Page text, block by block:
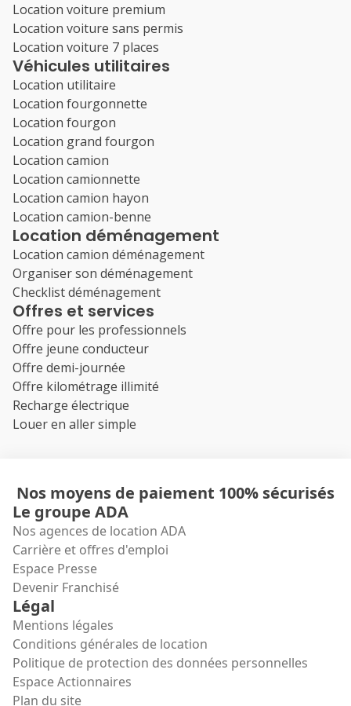
Location voiture premium
Location voiture sans permis
Location voiture 7 places
Véhicules utilitaires
Location utilitaire
Location fourgonnette
Location fourgon
Location grand fourgon
Location camion
Location camionnette
Location camion hayon
Location camion-benne
Location déménagement
Location camion déménagement
Organiser son déménagement
Checklist déménagement
Offres et services
Offre pour les professionnels
Offre jeune conducteur
Offre demi-journée
Offre kilométrage illimité
Recharge électrique
Louer en aller simple
Nos moyens de paiement 100% sécurisés
Le groupe ADA
Nos agences de location ADA
Carrière et offres d'emploi
Espace Presse
Devenir Franchisé
Légal
Mentions légales
Conditions générales de location
Politique de protection des données personnelles
Espace Actionnaires
Plan du site